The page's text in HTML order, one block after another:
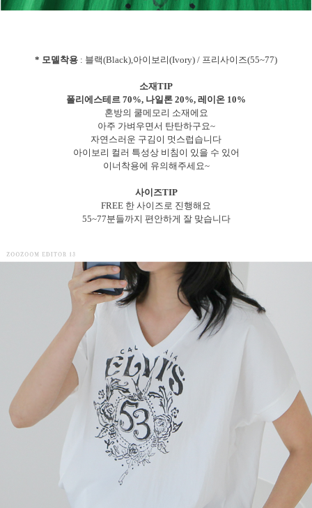
* 모델착용 : 블랙(Black),아이보리(Ivory) / 프리사이즈(55~77)
소재TIP
폴리에스테르 70%, 나일론 20%, 레이온 10%
혼방의 쿨메모리 소재에요
아주 가벼우면서 탄탄하구요~
자연스러운 구김이 멋스럽습니다
아이보리 컬러 특성상 비침이 있을 수 있어
이너착용에 유의해주세요~
사이즈TIP
FREE 한 사이즈로 진행해요
55~77분들까지 편안하게 잘 맞습니다